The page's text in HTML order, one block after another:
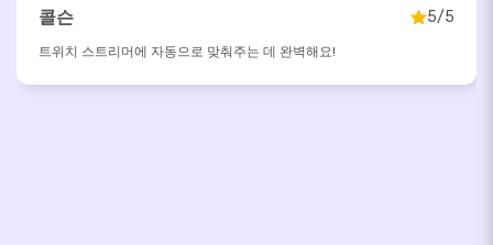
콜슨 5/5
트위치 스트리머에 자동으로 맞춰주는 데 완벽해요!